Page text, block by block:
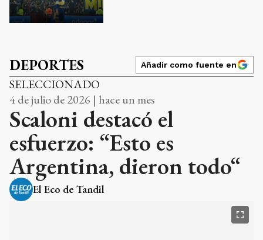
DEPORTES Añadir como fuente en
SELECCIONADO
4 de julio de 2026 | hace un mes
Scaloni destacó el
esfuerzo: “Esto es
Argentina, dieron todo“
El Eco de Tandil